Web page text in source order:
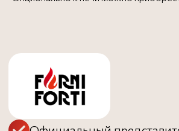
Доставка за МКАД (50 руб. от 1000 ₽